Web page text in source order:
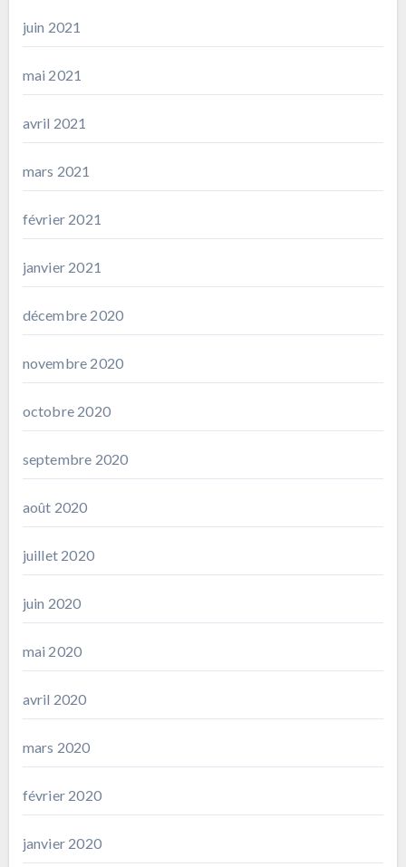
juin 2021
mai 2021
avril 2021
mars 2021
février 2021
janvier 2021
décembre 2020
novembre 2020
octobre 2020
septembre 2020
août 2020
juillet 2020
juin 2020
mai 2020
avril 2020
mars 2020
février 2020
janvier 2020